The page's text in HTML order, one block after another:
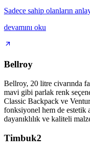
Sadece sahip olanların
devamını oku
Bellroy
Bellroy, 20 litre civarında
mavi gibi parlak renk
Classic Backpack ve
fonksiyonel hem de estetik
dayanıklılık ve kaliteli
Timbuk2